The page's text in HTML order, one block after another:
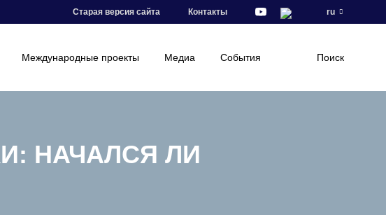
Старая версия сайта Контакты ru
Международные проекты Медиа События Поиск
НАЧАЛСЯ ЛИ